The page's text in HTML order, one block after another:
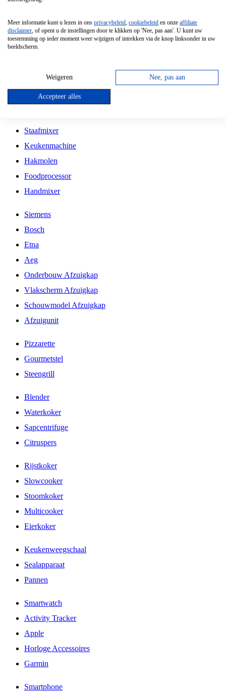
Vrijstaande Magnetron
Vrijstaande Kookplaat
Inbouw Gaskookplaat
Inbouw Keramische Kookplaat
Kookplaat Accessoires
Staafmixer
Keukenmachine
Hakmolen
Foodprocessor
Handmixer
Siemens
Bosch
Etna
Aeg
Onderbouw Afzuigkap
Vlakscherm Afzuigkap
Schouwmodel Afzuigkap
Afzuigunit
Pizzarette
Gourmetstel
Steengrill
Blender
Waterkoker
Sapcentrifuge
Citruspers
Rijstkoker
Slowcooker
Stoomkoker
Multicooker
Eierkoker
Keukenweegschaal
Sealapparaat
Pannen
Smartwatch
Activity Tracker
Apple
Horloge Accessoires
Garmin
Smartphone
Meer informatie kunt u lezen in ons privacybeleid, cookiebeleid en onze affiliate
disclaimer, of opent u de instellingen door te klikken op 'Nee, pas aan'. U kunt uw
toestemming op ieder moment weer wijzigen of intrekken via de knop linksonder in uw
beeldscherm.
Weigeren Nee, pas aan
Accepteer alles